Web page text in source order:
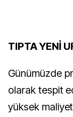
TIPTA YENİ
Günümüzde
olarak tespit
yüksek